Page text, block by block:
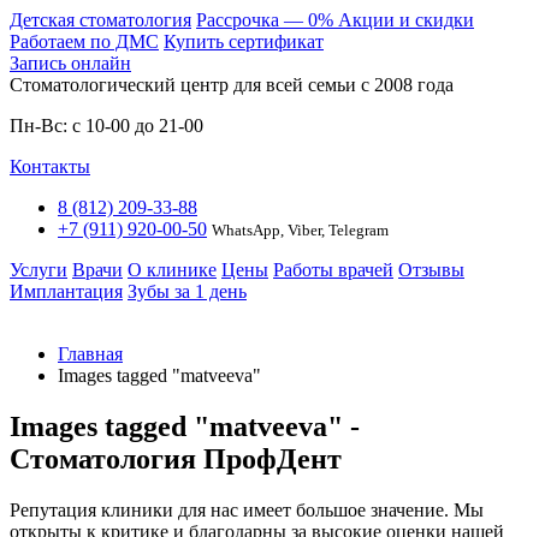
Детская стоматология Расcрочка — 0% Акции и скидки
Работаем по ДМС Купить сертификат
Запись онлайн
Стоматологический центр для всей семьи c 2008 года
Пн-Вс: с 10-00 до 21-00
Контакты
8 (812) 209-33-88
+7 (911) 920-00-50 WhatsApp, Viber, Telegram
Услуги Врачи О клинике Цены Работы врачей Отзывы
Имплантация Зубы за 1 день
Главная
Images tagged "matveeva"
Images tagged "matveeva" -
Стоматология ПрофДент
Репутация клиники для нас имеет большое значение. Мы
открыты к критике и благодарны за высокие оценки нашей